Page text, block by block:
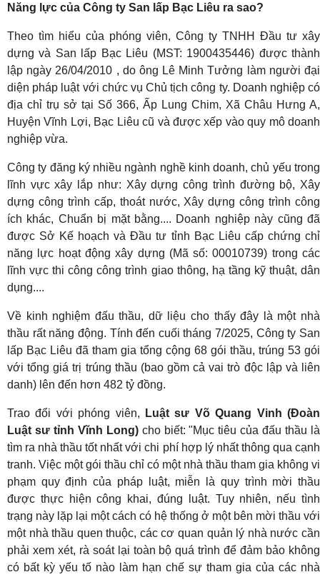
Năng lực của Công ty San lấp Bạc Liêu ra sao?
Theo tìm hiểu của phóng viên, Công ty TNHH Đầu tư xây
dựng và San lấp Bạc Liêu (MST: 1900435446) được thành
lập ngày 26/04/2010 , do ông Lê Minh Tưởng làm người đại
diện pháp luật với chức vụ Chủ tịch công ty. Doanh nghiệp có
địa chỉ trụ sở tại Số 366, Ấp Lung Chim, Xã Châu Hưng A,
Huyện Vĩnh Lợi, Bạc Liêu cũ và được xếp vào quy mô doanh
nghiệp vừa.
Công ty đăng ký nhiều ngành nghề kinh doanh, chủ yếu trong
lĩnh vực xây lắp như: Xây dựng công trình đường bộ, Xây
dựng công trình cấp, thoát nước, Xây dựng công trình công
ích khác, Chuẩn bị mặt bằng.... Doanh nghiệp này cũng đã
được Sở Kế hoạch và Đầu tư tỉnh Bạc Liêu cấp chứng chỉ
năng lực hoạt động xây dựng (Mã số: 00010739) trong các
lĩnh vực thi công công trình giao thông, hạ tầng kỹ thuật, dân
dụng....
Về kinh nghiệm đấu thầu, dữ liệu cho thấy đây là một nhà
thầu rất năng động. Tính đến cuối tháng 7/2025, Công ty San
lấp Bạc Liêu đã tham gia tổng cộng 68 gói thầu, trúng 53 gói
với tổng giá trị trúng thầu (bao gồm cả vai trò độc lập và liên
danh) lên đến hơn 482 tỷ đồng.
Trao đổi với phóng viên,
Luật sư Võ Quang Vinh (Đoàn
Luật sư tỉnh Vĩnh Long)cho biết: "Mục tiêu của đấu thầu là
tìm ra nhà thầu tốt nhất với chi phí hợp lý nhất thông qua cạnh
tranh. Việc một gói thầu chỉ có một nhà thầu tham gia không vi
phạm quy định của pháp luật, miễn là quy trình mời thầu
được thực hiện công khai, đúng luật. Tuy nhiên, nếu tình
trạng này lặp lại một cách có hệ thống ở một bên mời thầu với
một nhà thầu quen thuộc, các cơ quan quản lý nhà nước cần
phải xem xét, rà soát lại toàn bộ quá trình để đảm bảo không
có bất kỳ yếu tố nào làm hạn chế sự tham gia của các nhà